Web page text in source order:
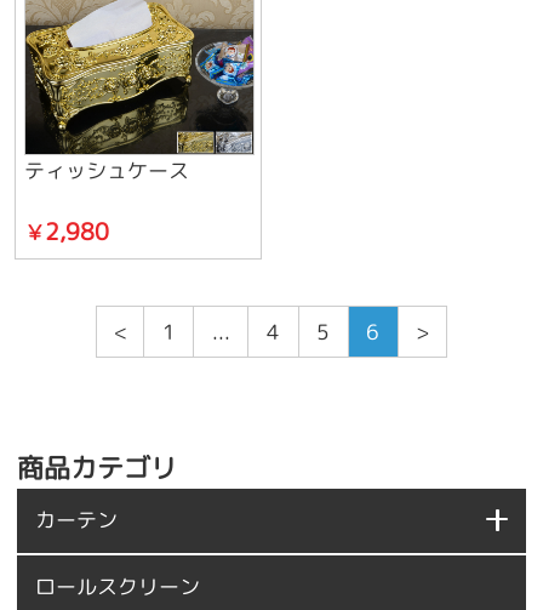
ティッシュケース
￥2,980
< 1 ... 4 5 6 >
商品カテゴリ
カーテン
ロールスクリーン